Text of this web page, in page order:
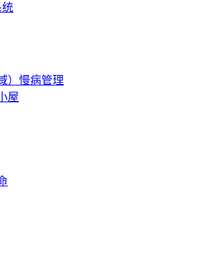
统
）慢病管理
屋